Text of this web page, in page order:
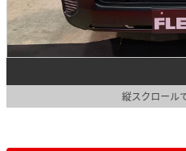
縦スクロール